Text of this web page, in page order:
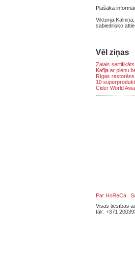
Plašāka
Viktorija Kalniņa,
sabiedrisko
Vēl ziņas
Zaļais
Kafija ar pienu
Rīgas
10
Cider World
Par HoReCa
Visas tiesības
tālr: +371